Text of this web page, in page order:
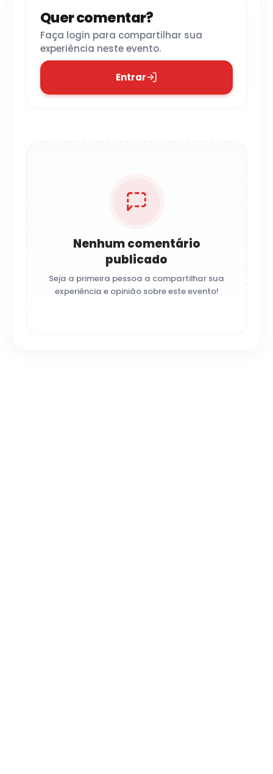
Quer comentar?
Faça login para compartilhar sua
experiência neste evento.
Entrar
Nenhum comentário
publicado
Seja a primeira pessoa a compartilhar sua
experiência e opinião sobre este evento!